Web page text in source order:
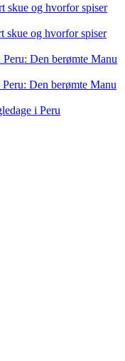
skue og hvorfor spiser
skue og hvorfor spiser
Den berømte Manu
Den berømte Manu
i Peru